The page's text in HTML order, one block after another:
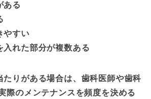
ある
やすい
入れた部分が複数ある
たりがある場合は、歯科医師や歯科
際のメンテナンスを頻度を決める